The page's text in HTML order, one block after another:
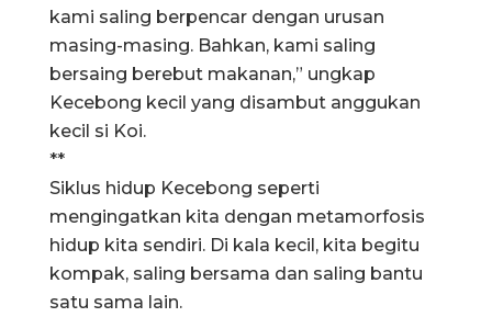
kami saling berpencar dengan urusan
masing-masing. Bahkan, kami saling
bersaing berebut makanan,” ungkap
Kecebong kecil yang disambut anggukan
kecil si Koi.
**
Siklus hidup Kecebong seperti
mengingatkan kita dengan metamorfosis
hidup kita sendiri. Di kala kecil, kita begitu
kompak, saling bersama dan saling bantu
satu sama lain.